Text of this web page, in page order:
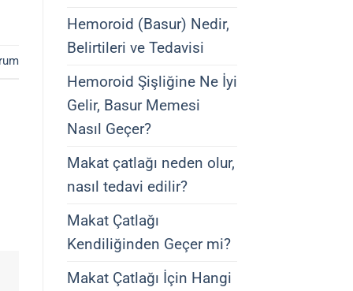
Hemoroid (Basur) Nedir,
Belirtileri ve Tedavisi
Hemoroid Şişliğine Ne İyi
Gelir, Basur Memesi
Nasıl Geçer?
Makat çatlağı neden olur,
nasıl tedavi edilir?
Makat Çatlağı
Kendiliğinden Geçer mi?
Makat Çatlağı İçin Hangi